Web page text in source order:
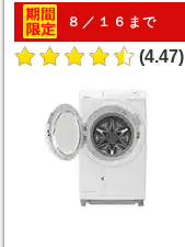
８／１６まで
(4.47)